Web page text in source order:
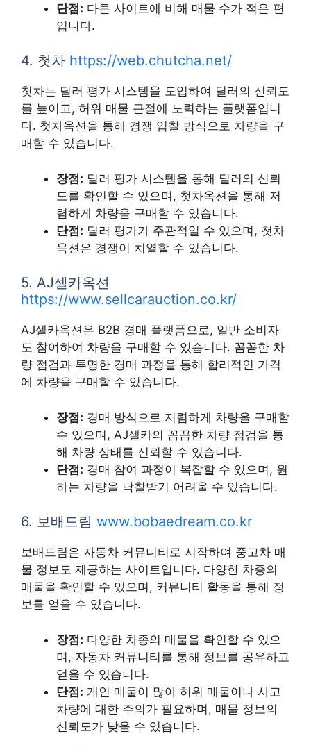
단점: 다른 사이트에 비해 매물 수가 적은 편
입니다.
4. 첫차 https://web.chutcha.net/
첫차는 딜러 평가 시스템을 도입하여 딜러의 신뢰도
를 높이고, 허위 매물 근절에 노력하는 플랫폼입니
다. 첫차옥션을 통해 경쟁 입찰 방식으로 차량을 구
매할 수 있습니다.
장점: 딜러 평가 시스템을 통해 딜러의 신뢰
도를 확인할 수 있으며, 첫차옥션을 통해 저
렴하게 차량을 구매할 수 있습니다.
단점: 딜러 평가가 주관적일 수 있으며, 첫차
옥션은 경쟁이 치열할 수 있습니다.
5. AJ셀카옥션
https://www.sellcarauction.co.kr/
AJ셀카옥션은 B2B 경매 플랫폼으로, 일반 소비자
도 참여하여 차량을 구매할 수 있습니다. 꼼꼼한 차
량 점검과 투명한 경매 과정을 통해 합리적인 가격
에 차량을 구매할 수 있습니다.
장점: 경매 방식으로 저렴하게 차량을 구매할
수 있으며, AJ셀카의 꼼꼼한 차량 점검을 통
해 차량 상태를 신뢰할 수 있습니다.
단점: 경매 참여 과정이 복잡할 수 있으며, 원
하는 차량을 낙찰받기 어려울 수 있습니다.
6. 보배드림 www.bobaedream.co.kr
보배드림은 자동차 커뮤니티로 시작하여 중고차 매
물 정보도 제공하는 사이트입니다. 다양한 차종의
매물을 확인할 수 있으며, 커뮤니티 활동을 통해 정
보를 얻을 수 있습니다.
장점: 다양한 차종의 매물을 확인할 수 있으
며, 자동차 커뮤니티를 통해 정보를 공유하고
얻을 수 있습니다.
단점: 개인 매물이 많아 허위 매물이나 사고
차량에 대한 주의가 필요하며, 매물 정보의
신뢰도가 낮을 수 있습니다.